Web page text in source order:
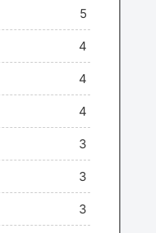
5
4
4
4
3
3
3